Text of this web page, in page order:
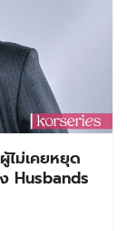
ม่เคยหยุด
Husbands